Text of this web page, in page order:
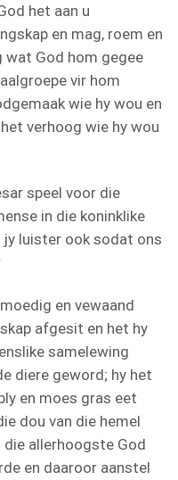
het aan u
en mag, roem en
wat God hom gegee
vir hom
wie hy wou en
verhoog wie hy wou
speel voor die
in die koninklike
jy luister ook sodat ons
en vewaand
afgesit en het hy
samelewing
diere geword; hy het
en moes gras eet
dou van die hemel
die allerhoogste God
en daaroor aanstel